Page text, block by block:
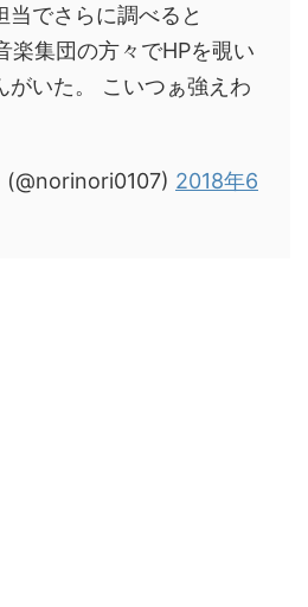
当でさらに調べると
楽集団の方々でHPを覗い
がいた。 こいつぁ強えわ
2018年6